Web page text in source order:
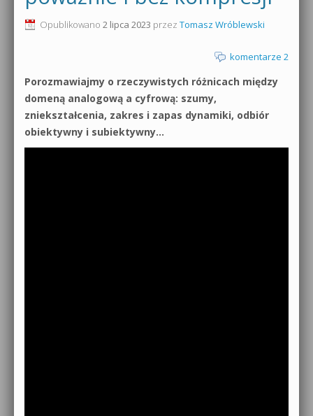
Produkcja muzyczna od podstaw
Sound Forge od podstaw
Dubstep z syntezatorem Massive
0dB.pl - informacje
Materiały dla mediów
Archiwum aktualności
Polityka prywatności
Opublikowano 2 lipca 2023 przez Tomasz Wróblewski
komentarze 2
Porozmawiajmy o rzeczywistych różnicach między
domeną analogową a cyfrową: szumy,
zniekształcenia, zakres i zapas dynamiki, odbiór
obiektywny i subiektywny…